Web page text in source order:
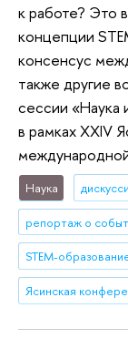
к работе? Это
концепции
консенсус
также другие
сессии
в рамках XXIV
Наука
репортаж о
STEM-
Ясинская